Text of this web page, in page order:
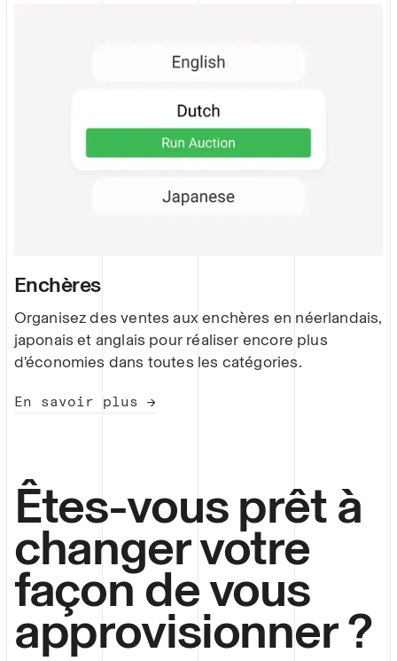
Enchères
Organisez des ventes aux enchères en néerlandais,
japonais et anglais pour réaliser encore plus
d'économies dans toutes les catégories.
En savoir plus →
Êtes-vous prêt à
changer votre
façon de vous
approvisionner ?